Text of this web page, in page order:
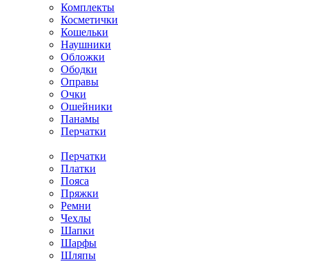
Комплекты
Косметички
Кошельки
Наушники
Обложки
Ободки
Оправы
Очки
Ошейники
Панамы
Перчатки
Перчатки
Платки
Пояса
Пряжки
Ремни
Чехлы
Шапки
Шарфы
Шляпы